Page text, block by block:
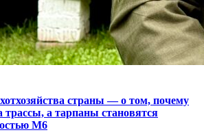
страны — о том, почему
трассы, а тарпаны становятся
М6